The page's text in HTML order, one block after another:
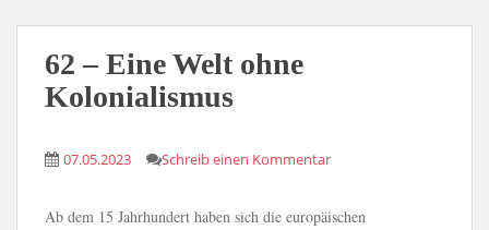
62 – Eine Welt ohne
Kolonialismus
07.05.2023 Schreib einen Kommentar
Ab dem 15 Jahrhundert haben sich die europäischen